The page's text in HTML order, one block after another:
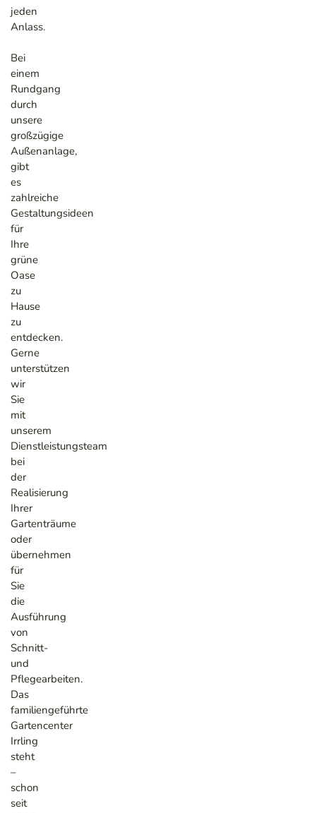
jeden
Anlass.
Bei
einem
Rundgang
durch
unsere
großzügige
Außenanlage,
gibt
es
zahlreiche
Gestaltungsideen
für
Ihre
grüne
Oase
zu
Hause
zu
entdecken.
Gerne
unterstützen
wir
Sie
mit
unserem
Dienstleistungsteam
bei
der
Realisierung
Ihrer
Gartenträume
oder
übernehmen
für
Sie
die
Ausführung
von
Schnitt-
und
Pflegearbeiten.
Das
familiengeführte
Gartencenter
Irrling
steht
–
schon
seit